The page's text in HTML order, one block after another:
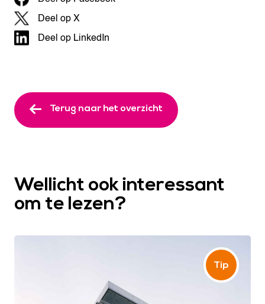
Deel op X
Deel op LinkedIn
Terug naar het overzicht
Wellicht ook interessant
om te lezen?